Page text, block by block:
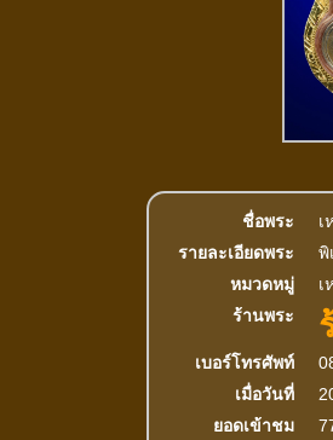
ชื่อพระ
เ
รายละเอียดพระ
พิ
หมวดหมู่
เ
ร้านพระ
เบอร์โทรศัพท์
เมื่อวันที่
ยอดเข้าชม